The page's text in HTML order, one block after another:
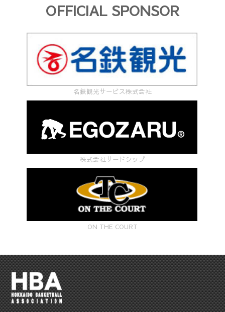
OFFICIAL SPONSOR
名鉄観光サービス株式会社
株式会社サードシップ
ON THE COURT